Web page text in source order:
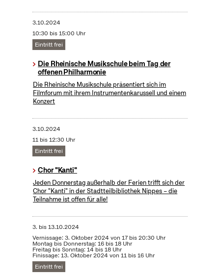
3.10.2024
10:30 bis 15:00 Uhr
Eintritt frei
Die Rheinische Musikschule beim Tag der
offenen Philharmonie
Die Rheinische Musikschule präsentiert sich im
Filmforum mit ihrem Instrumentenkarussell und einem
Konzert
3.10.2024
11 bis 12:30 Uhr
Eintritt frei
Chor "Kanti"
Jeden Donnerstag außerhalb der Ferien trifft sich der
Chor "Kanti" in der Stadtteilbibliothek Nippes – die
Teilnahme ist offen für alle!
3. bis13.10.2024
Vernissage: 3. Oktober 2024 von 17 bis 20:30 Uhr
Montag bis Donnerstag: 16 bis 18 Uhr
Freitag bis Sonntag: 14 bis 18 Uhr
Finissage: 13. Oktober 2024 von 11 bis 16 Uhr
Eintritt frei